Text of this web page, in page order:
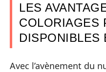
LES
COLORIAGES
DISPONIBLES
Avec l’avènement du